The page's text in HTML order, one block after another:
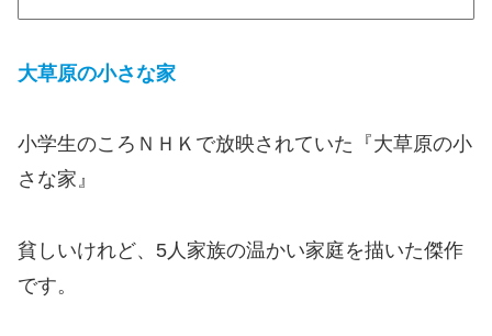
大草原の小さな家
小学生のころＮＨＫで放映されていた『大草原の小
さな家』
貧しいけれど、5人家族の温かい家庭を描いた傑作
です。